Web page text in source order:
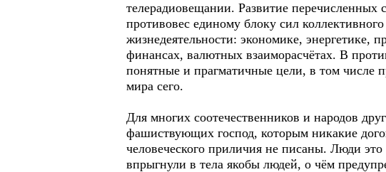
телерадиовещании. Развитие перечисленных
противовес единому блоку сил
жизнедеятельности: экономике, энергетике,
финансах, валютных взаиморасчётах. В
понятные и прагматичные цели, в том числе
мира сего.
Для многих соотечественников и народов
фашиствующих господ, которым никакие
человеческого приличия не писаны. Люди
впрыгнули в тела якобы людей, о чём